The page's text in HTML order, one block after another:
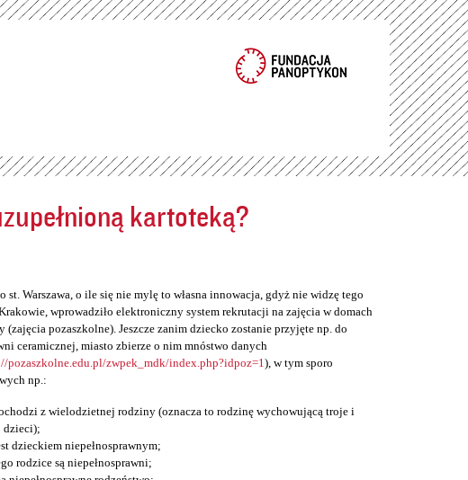
kartoteką?
st. Warszawa, o ile się nie mylę to własna innowacja, gdyż nie widzę tego
wprowadziło elektroniczny system rekrutacji na zajęcia w domach
(zajęcia pozaszkolne). Jeszcze zanim dziecko zostanie przyjęte np. do
ceramicznej, miasto zbierze o nim mnóstwo danych
pozaszkolne.edu.pl/zwpek_mdk/index.php?idpoz=1), w tym sporo
np.:
z wielodzietnej rodziny (oznacza to rodzinę wychowującą troje i
dzieci);
dzieckiem niepełnosprawnym;
rodzice są niepełnosprawni;